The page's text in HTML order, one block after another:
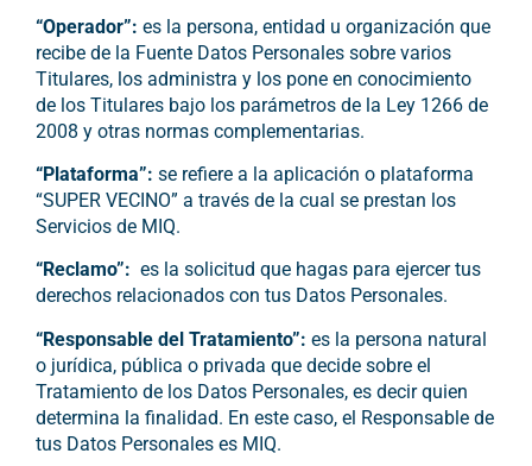
“Operador”:es la persona, entidad u organización que
recibe de la Fuente Datos Personales sobre varios
Titulares, los administra y los pone en conocimiento
de los Titulares bajo los parámetros de la Ley 1266 de
2008 y otras normas complementarias.
“Plataforma”:se refiere a la aplicación o plataforma
“SUPER VECINO” a través de la cual se prestan los
Servicios de MIQ.
“Reclamo”: es la solicitud que hagas para ejercer tus
derechos relacionados con tus Datos Personales.
“Responsable del Tratamiento”: es la persona natural
o jurídica, pública o privada que decide sobre el
Tratamiento de los Datos Personales, es decir quien
determina la finalidad. En este caso, el Responsable de
tus Datos Personales es MIQ.